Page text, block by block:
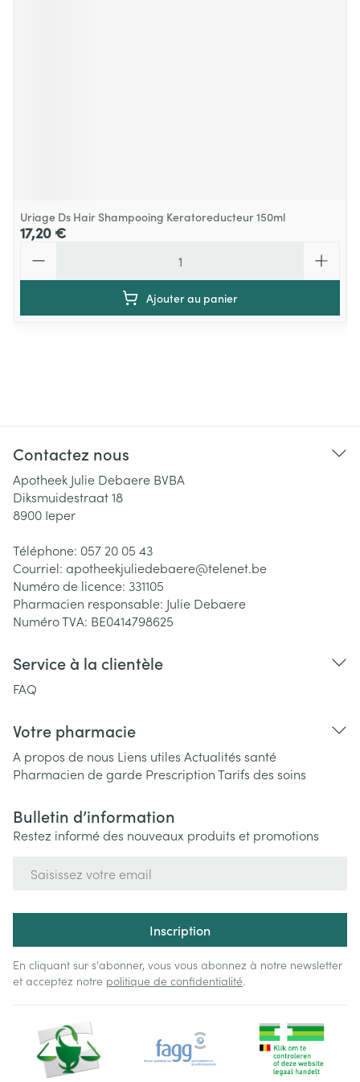
Uriage Ds Hair Shampooing Keratoreducteur 150ml
17,20 €
Ajouter au panier
Contactez nous
Apotheek Julie Debaere BVBA
Diksmuidestraat 18
8900 Ieper
Téléphone: 057 20 05 43
Courriel: apotheekjuliedebaere@telenet.be
Numéro de licence: 331105
Pharmacien responsable: Julie Debaere
Numéro TVA: BE0414798625
Service à la clientèle
FAQ
Votre pharmacie
A propos de nous Liens utiles Actualités santé
Pharmacien de garde PrescriptionTarifs des soins
Bulletin d’information
Restez informé des nouveaux produits et promotions
Inscription
En cliquant sur s'abonner, vous vous abonnez à notre newsletter
et acceptez notre politique de confidentialité.